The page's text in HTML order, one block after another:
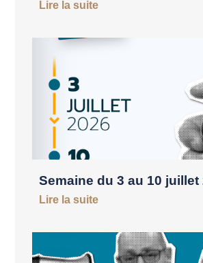
Lire la suite
Semaine du 3 au 10 juillet
Lire la suite